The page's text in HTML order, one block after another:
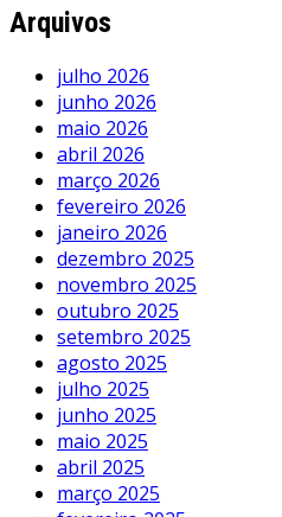
Arquivos
julho 2026
junho 2026
maio 2026
abril 2026
março 2026
fevereiro 2026
janeiro 2026
dezembro 2025
novembro 2025
outubro 2025
setembro 2025
agosto 2025
julho 2025
junho 2025
maio 2025
abril 2025
março 2025